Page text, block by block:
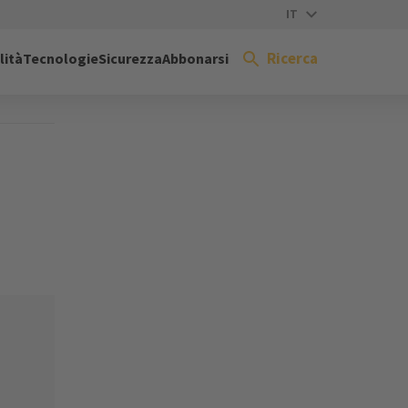
IT
TecnologieSicurezzaAbbonarsi Ricerca